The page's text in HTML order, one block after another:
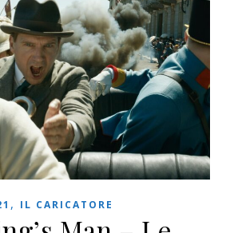
, IL CARICATORE